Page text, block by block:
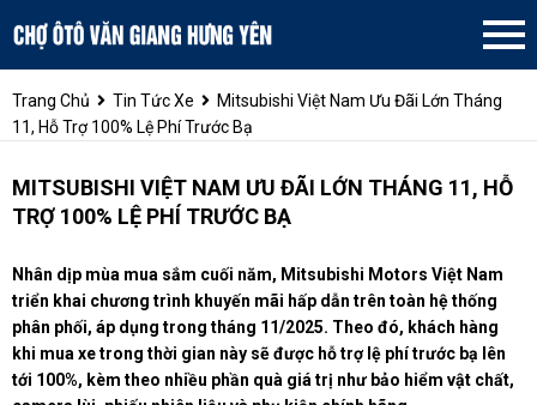
Trang Chủ Tin Tức Xe
Mitsubishi Việt Nam Ưu Đãi Lớn Tháng
11, Hỗ Trợ 100% Lệ Phí Trước Bạ
MITSUBISHI VIỆT NAM ƯU ĐÃI LỚN THÁNG 11, HỖ
TRỢ 100% LỆ PHÍ TRƯỚC BẠ
Nhân dịp mùa mua sắm cuối năm, Mitsubishi Motors Việt Nam
triển khai chương trình khuyến mãi hấp dẫn trên toàn hệ thống
phân phối, áp dụng trong tháng 11/2025. Theo đó, khách hàng
khi mua xe trong thời gian này sẽ được hỗ trợ lệ phí trước bạ lên
tới 100%, kèm theo nhiều phần quà giá trị như bảo hiểm vật chất,